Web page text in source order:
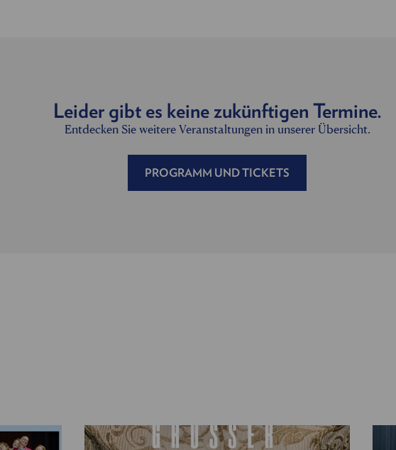
Leider gibt es keine zukünftigen Termine.
Entdecken Sie weitere Veranstaltungen in unserer Übersicht.
PROGRAMM UND TICKETS